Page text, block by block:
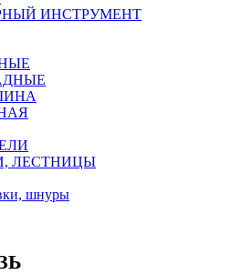
ИНСТРУМЕНТ
ЛЕСТНИЦЫ
шнуры